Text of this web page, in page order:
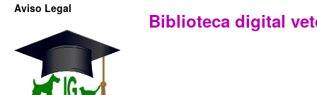
Aviso Legal
Biblioteca digital